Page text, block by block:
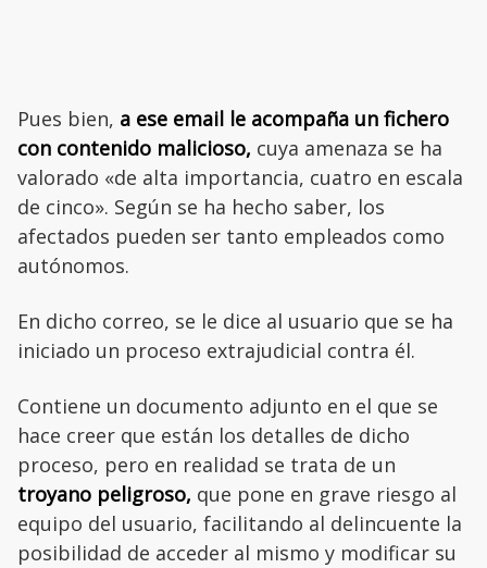
Pues bien, a ese email le acompaña un fichero
con contenido malicioso, cuya amenaza se ha
valorado «de alta importancia, cuatro en escala
de cinco». Según se ha hecho saber, los
afectados pueden ser tanto empleados como
autónomos.
En dicho correo, se le dice al usuario que se ha
iniciado un proceso extrajudicial contra él.
Contiene un documento adjunto en el que se
hace creer que están los detalles de dicho
proceso, pero en realidad se trata de un
troyano peligroso, que pone en grave riesgo al
equipo del usuario, facilitando al delincuente la
posibilidad de acceder al mismo y modificar su